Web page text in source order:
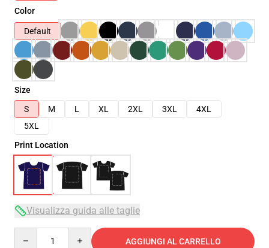
Color
Default
Size
S
M L XL 2XL 3XL
4XL
5XL
Print Location
Visualizza guida alle taglie
AGGIUNGI AL CARRELLO